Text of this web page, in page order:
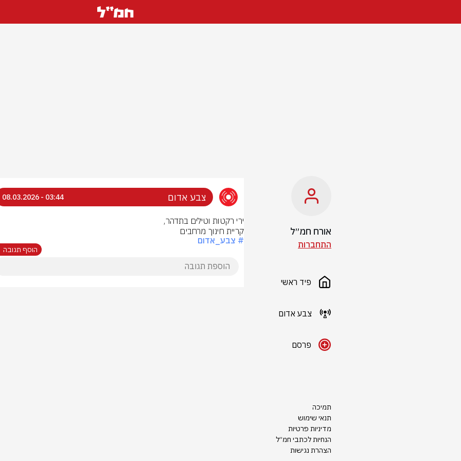
אורח חמ״ל
התחברות
פיד ראשי
צבע אדום
פרסם
תמיכה
תנאי שימוש
מדיניות פרטיות
הנחיות לכתבי חמ״ל
הצהרת נגישות
צבע אדום 03:44 - 08.03.2026
קריית חינוך מרחבים
# צבע_אדום
הוסף תגובה